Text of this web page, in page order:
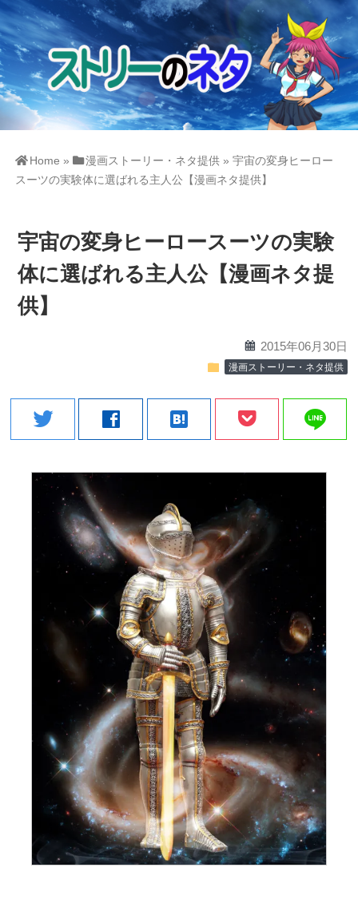
Home » 漫画ストーリー・ネタ提供 »宇宙の変身ヒーロー
スーツの実験体に選ばれる主人公【漫画ネタ提供】
宇宙の変身ヒーロースーツの実験
体に選ばれる主人公【漫画ネタ提
供】
calendar 2015年06月30日
folder 漫画ストーリー・ネタ提供
twitter facebook hatenabookmark line